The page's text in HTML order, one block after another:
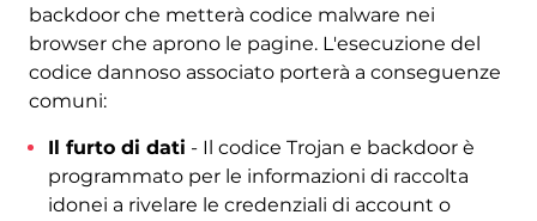
backdoor che metterà codice malware nei
browser che aprono le pagine. L'esecuzione del
codice dannoso associato porterà a conseguenze
comuni:
Il furto di dati - Il codice Trojan e backdoor è
programmato per le informazioni di raccolta
idonei a rivelare le credenziali di account o